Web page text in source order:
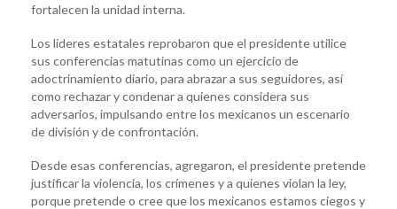
fortalecen la unidad interna.
Los líderes estatales reprobaron que el presidente utilice
sus conferencias matutinas como un ejercicio de
adoctrinamiento diario, para abrazar a sus seguidores, así
como rechazar y condenar a quienes considera sus
adversarios, impulsando entre los mexicanos un escenario
de división y de confrontación.
Desde esas conferencias, agregaron, el presidente pretende
justificar la violencia, los crímenes y a quienes violan la ley,
porque pretende o cree que los mexicanos estamos ciegos y